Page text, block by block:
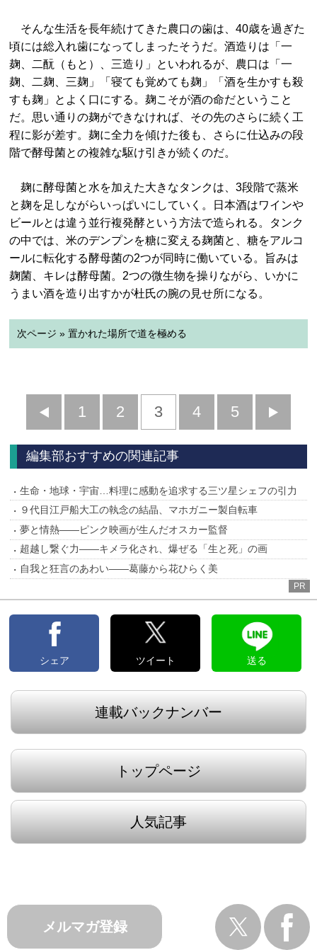
そんな生活を長年続けてきた農口の歯は、40歳を過ぎた
頃には総入れ歯になってしまったそうだ。酒造りは「一
麹、二酛（もと）、三造り」といわれるが、農口は「一
麹、二麹、三麹」「寝ても覚めても麹」「酒を生かすも殺
すも麹」とよく口にする。麹こそが酒の命だということ
だ。思い通りの麹ができなければ、その先のさらに続く工
程に影が差す。麹に全力を傾けた後も、さらに仕込みの段
階で酵母菌との複雑な駆け引きが続くのだ。
麹に酵母菌と水を加えた大きなタンクは、3段階で蒸米
と麹を足しながらいっぱいにしていく。日本酒はワインや
ビールとは違う並行複発酵という方法で造られる。タンク
の中では、米のデンプンを糖に変える麹菌と、糖をアルコ
ールに転化する酵母菌の2つが同時に働いている。旨みは
麹菌、キレは酵母菌。2つの微生物を操りながら、いかに
うまい酒を造り出すかが杜氏の腕の見せ所になる。
次ページ » 置かれた場所で道を極める
前
へ
1 2 3 4 5
へ
編集部おすすめの関連記事
生命・地球・宇宙…料理に感動を追求する三ツ星シェフの引力
９代目江戸船大工の執念の結晶、マホガニー製自転車
夢と情熱――ピンク映画が生んだオスカー監督
超越し繋ぐ力――キメラ化され、爆ぜる「生と死」の画
自我と狂言のあわい――葛藤から花ひらく美
PR
シェア ツイート 送る
連載バックナンバー
トップページ
人気記事
メルマガ登録